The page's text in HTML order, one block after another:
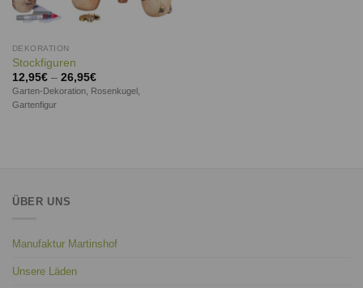
DEKORATION
Stockfiguren
12,95€– 26,95€
Garten-Dekoration, Rosenkugel,
Gartenfigur
ÜBER UNS
Manufaktur Martinshof
Unsere Läden